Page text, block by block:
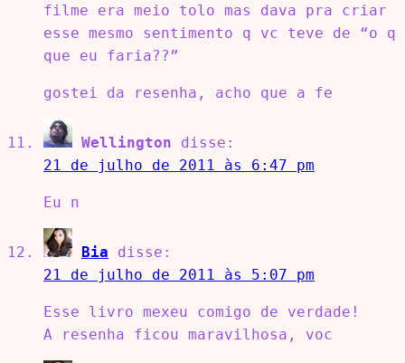
filme era meio tolo mas dava pra criar
esse mesmo sentimento q vc teve de “o q
que eu faria??”
gostei da resenha, acho que a fe
Wellington
disse:
21 de julho de 2011 às 6:47 pm
Eu n
Bia
disse:
21 de julho de 2011 às 5:07 pm
Esse livro mexeu comigo de verdade!
A resenha ficou maravilhosa, voc